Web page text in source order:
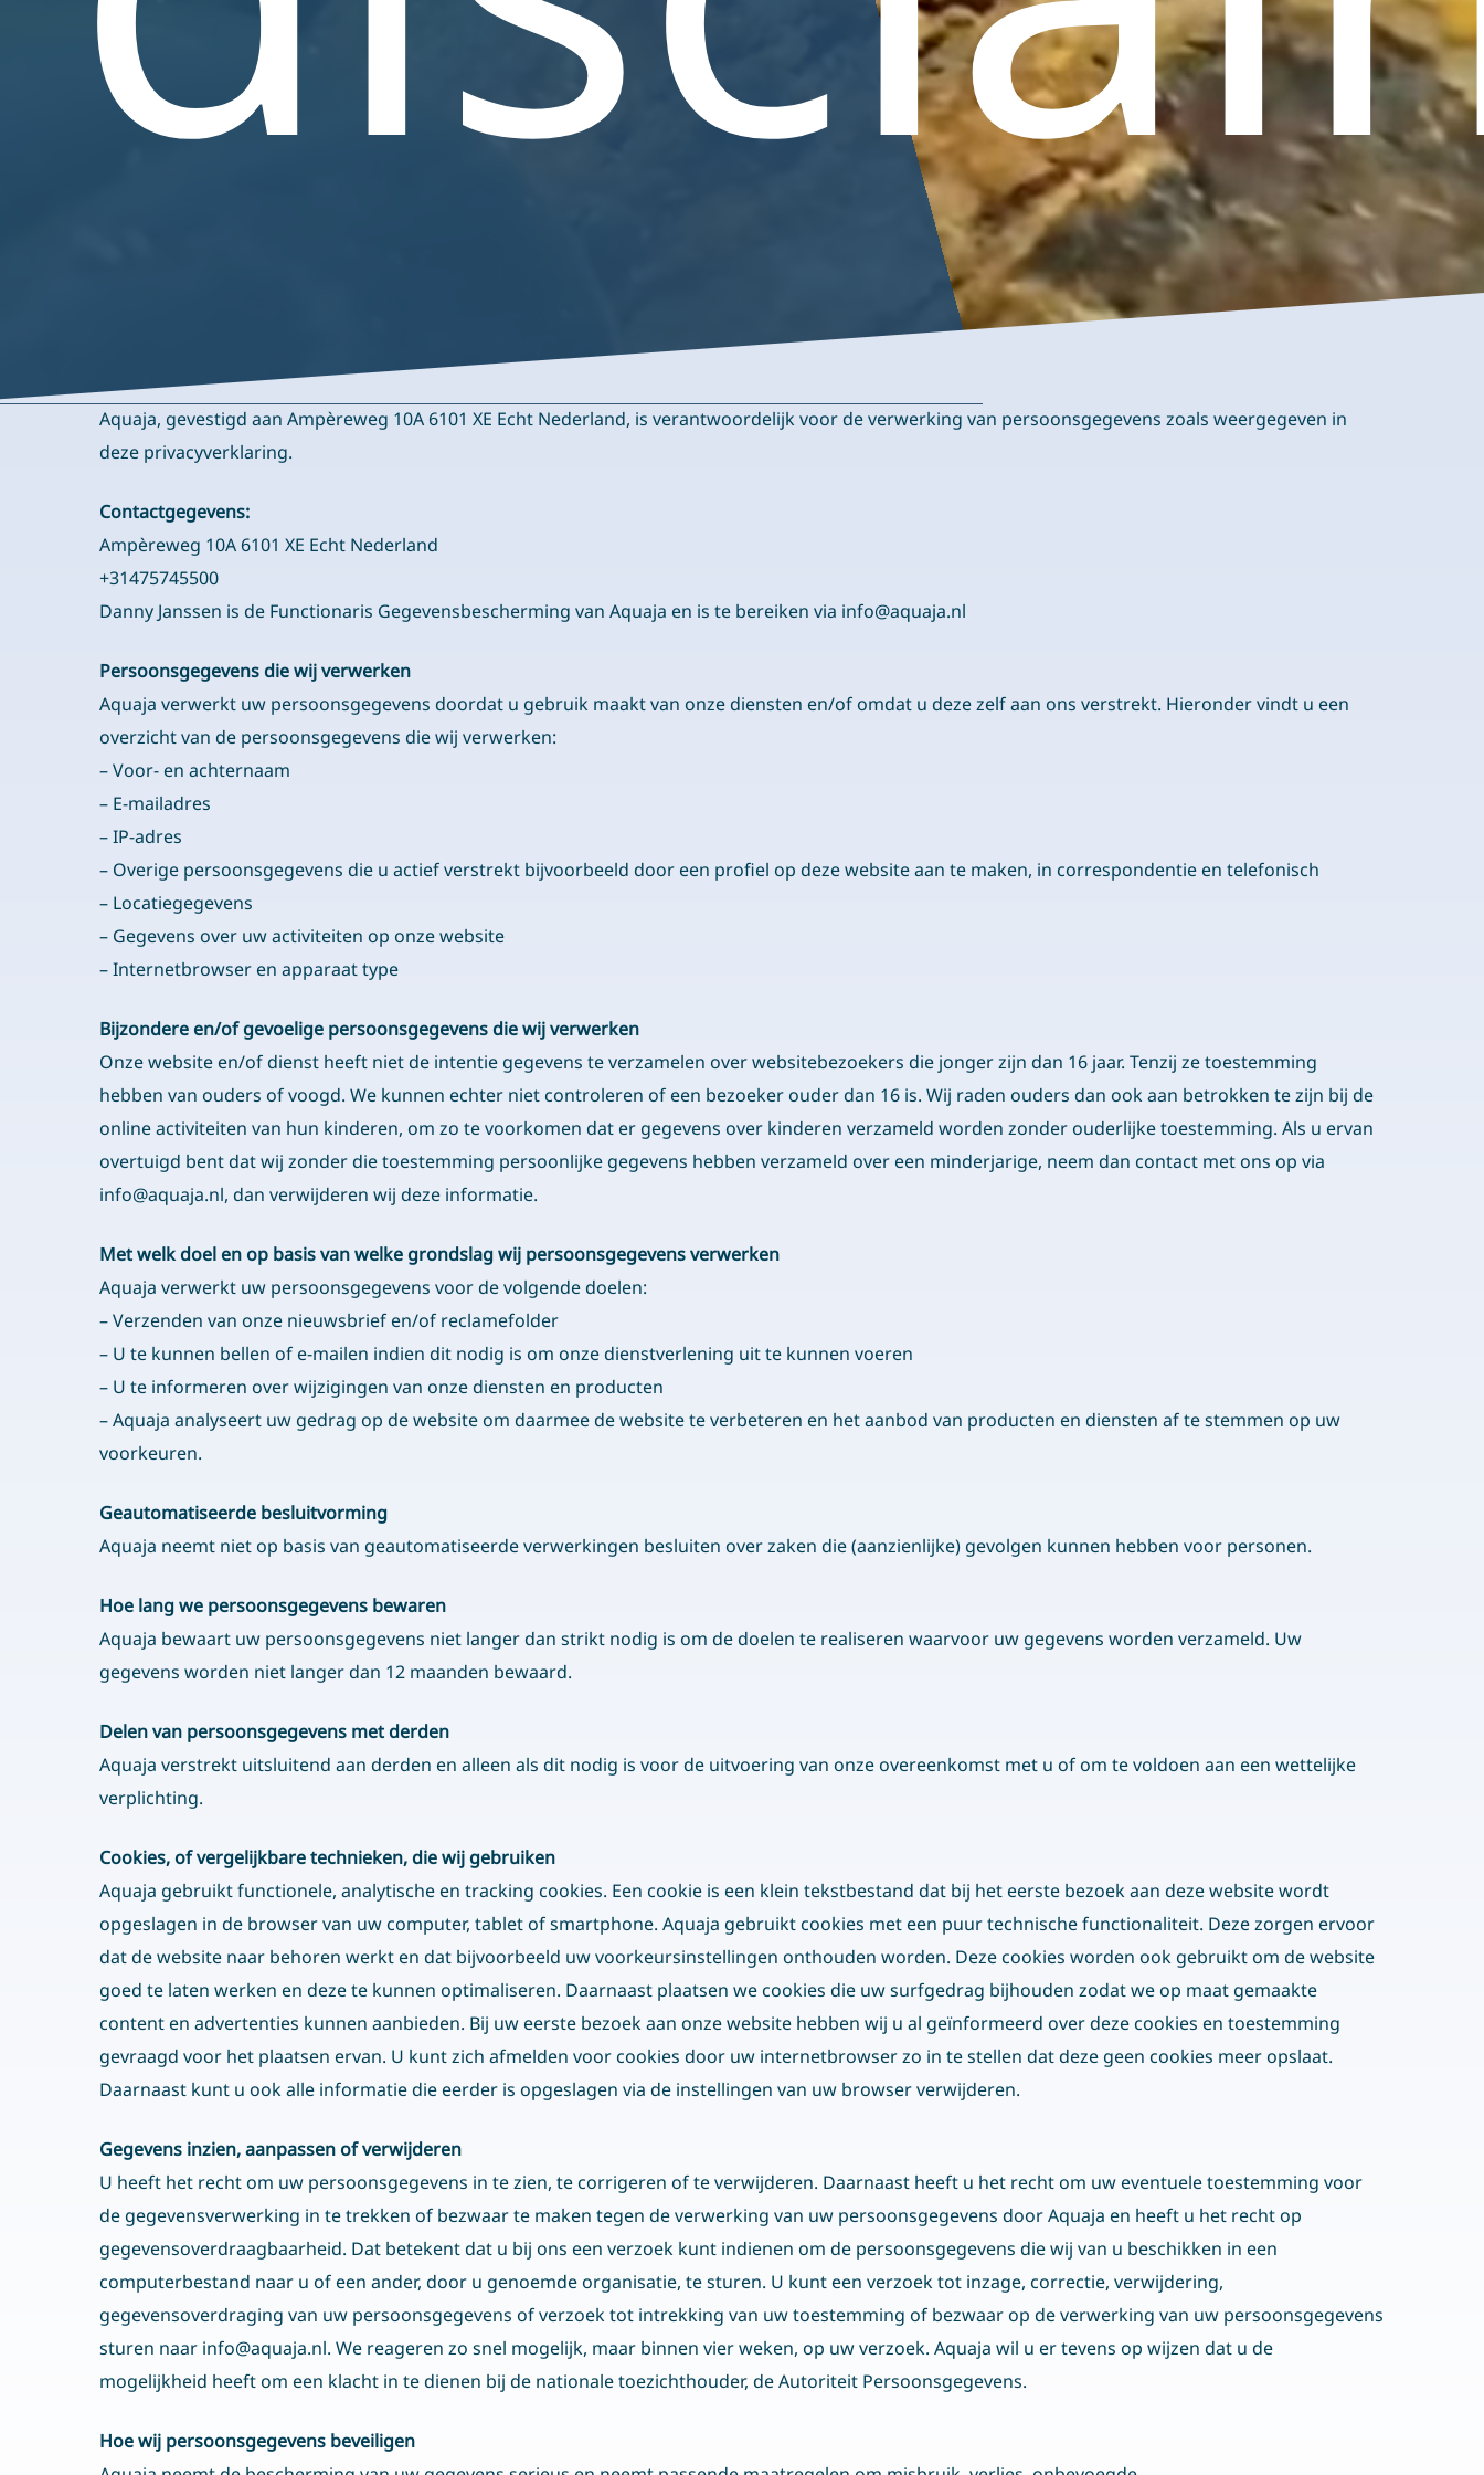
Aquaja, gevestigd aan Ampèreweg 10A 6101 XE Echt Nederland, is verantwoordelijk voor de verwerking van persoonsgegevens zoals weergegeven in
deze privacyverklaring.
Contactgegevens:
Ampèreweg 10A 6101 XE Echt Nederland
+31475745500
Danny Janssen is de Functionaris Gegevensbescherming van Aquaja en is te bereiken via info@aquaja.nl
Persoonsgegevens die wij verwerken
Aquaja verwerkt uw persoonsgegevens doordat u gebruik maakt van onze diensten en/of omdat u deze zelf aan ons verstrekt. Hieronder vindt u een
overzicht van de persoonsgegevens die wij verwerken:
– Voor- en achternaam
– E-mailadres
– IP-adres
– Overige persoonsgegevens die u actief verstrekt bijvoorbeeld door een profiel op deze website aan te maken, in correspondentie en telefonisch
– Locatiegegevens
– Gegevens over uw activiteiten op onze website
– Internetbrowser en apparaat type
Bijzondere en/of gevoelige persoonsgegevens die wij verwerken
Onze website en/of dienst heeft niet de intentie gegevens te verzamelen over websitebezoekers die jonger zijn dan 16 jaar. Tenzij ze toestemming
hebben van ouders of voogd. We kunnen echter niet controleren of een bezoeker ouder dan 16 is. Wij raden ouders dan ook aan betrokken te zijn bij de
online activiteiten van hun kinderen, om zo te voorkomen dat er gegevens over kinderen verzameld worden zonder ouderlijke toestemming. Als u ervan
overtuigd bent dat wij zonder die toestemming persoonlijke gegevens hebben verzameld over een minderjarige, neem dan contact met ons op via
info@aquaja.nl, dan verwijderen wij deze informatie.
Met welk doel en op basis van welke grondslag wij persoonsgegevens verwerken
Aquaja verwerkt uw persoonsgegevens voor de volgende doelen:
– Verzenden van onze nieuwsbrief en/of reclamefolder
– U te kunnen bellen of e-mailen indien dit nodig is om onze dienstverlening uit te kunnen voeren
– U te informeren over wijzigingen van onze diensten en producten
– Aquaja analyseert uw gedrag op de website om daarmee de website te verbeteren en het aanbod van producten en diensten af te stemmen op uw
voorkeuren.
Geautomatiseerde besluitvorming
Aquaja neemt niet op basis van geautomatiseerde verwerkingen besluiten over zaken die (aanzienlijke) gevolgen kunnen hebben voor personen.
Hoe lang we persoonsgegevens bewaren
Aquaja bewaart uw persoonsgegevens niet langer dan strikt nodig is om de doelen te realiseren waarvoor uw gegevens worden verzameld. Uw
gegevens worden niet langer dan 12 maanden bewaard.
Delen van persoonsgegevens met derden
Aquaja verstrekt uitsluitend aan derden en alleen als dit nodig is voor de uitvoering van onze overeenkomst met u of om te voldoen aan een wettelijke
verplichting.
Cookies, of vergelijkbare technieken, die wij gebruiken
Aquaja gebruikt functionele, analytische en tracking cookies. Een cookie is een klein tekstbestand dat bij het eerste bezoek aan deze website wordt
opgeslagen in de browser van uw computer, tablet of smartphone. Aquaja gebruikt cookies met een puur technische functionaliteit. Deze zorgen ervoor
dat de website naar behoren werkt en dat bijvoorbeeld uw voorkeursinstellingen onthouden worden. Deze cookies worden ook gebruikt om de website
goed te laten werken en deze te kunnen optimaliseren. Daarnaast plaatsen we cookies die uw surfgedrag bijhouden zodat we op maat gemaakte
content en advertenties kunnen aanbieden. Bij uw eerste bezoek aan onze website hebben wij u al geïnformeerd over deze cookies en toestemming
gevraagd voor het plaatsen ervan. U kunt zich afmelden voor cookies door uw internetbrowser zo in te stellen dat deze geen cookies meer opslaat.
Daarnaast kunt u ook alle informatie die eerder is opgeslagen via de instellingen van uw browser verwijderen.
Gegevens inzien, aanpassen of verwijderen
U heeft het recht om uw persoonsgegevens in te zien, te corrigeren of te verwijderen. Daarnaast heeft u het recht om uw eventuele toestemming voor
de gegevensverwerking in te trekken of bezwaar te maken tegen de verwerking van uw persoonsgegevens door Aquaja en heeft u het recht op
gegevensoverdraagbaarheid. Dat betekent dat u bij ons een verzoek kunt indienen om de persoonsgegevens die wij van u beschikken in een
computerbestand naar u of een ander, door u genoemde organisatie, te sturen. U kunt een verzoek tot inzage, correctie, verwijdering,
gegevensoverdraging van uw persoonsgegevens of verzoek tot intrekking van uw toestemming of bezwaar op de verwerking van uw persoonsgegevens
sturen naar info@aquaja.nl. We reageren zo snel mogelijk, maar binnen vier weken, op uw verzoek. Aquaja wil u er tevens op wijzen dat u de
mogelijkheid heeft om een klacht in te dienen bij de nationale toezichthouder, de Autoriteit Persoonsgegevens.
Hoe wij persoonsgegevens beveiligen
Aquaja B.V.
Ampèreweg 10a
6101 XE Echt Nederland
T:0031 – (0)475 74 55 00
Recente berichten
Catalogue Aquaja 2026
3 juni 2026
Tom Bootsma Mede-Eigenaar Aquaja
11 mei 2026
Nieuw project in Duitsland: Flosse & Pfote
Interzoo 2026
Openingstijden
maandag 08:00–17:00
dinsdag 08:00–17:00
woensdag 08:00–17:00
donderdag 08:00–17:00
Informatie
B2B registratie formulier
Algemene voorwaarden
Privacy disclaimer